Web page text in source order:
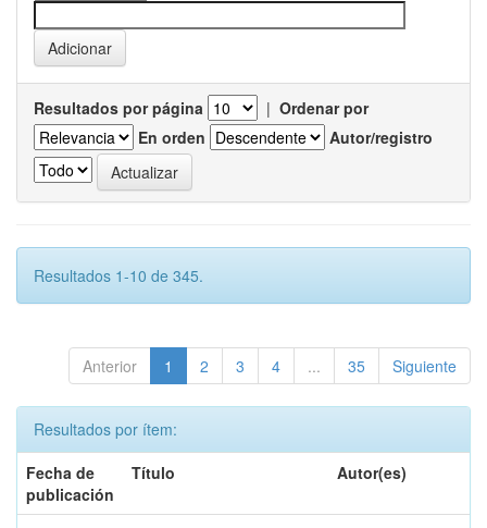
Resultados por página | Ordenar por
En orden
Autor/registro
Resultados 1-10 de 345.
Anterior 1 2 3 4 ... 35 Siguiente
Resultados por ítem:
Fecha de
publicación
Título Autor(es)